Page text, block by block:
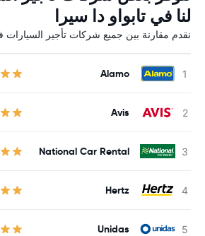
لنا في تابواو دا سيرا
نقدم مقارنة بين جميع شركات تأجير السيارات
Alamo
Avis
National Car Rental
Hertz
Unidas